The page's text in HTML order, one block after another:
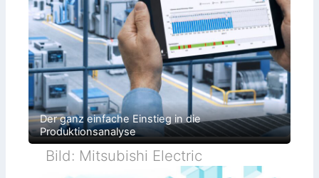
Der ganz einfache Einstieg in die
Produktionsanalyse
Bild: Mitsubishi Electric